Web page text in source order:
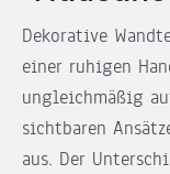
Dekorative
einer ruhigen
ungleichmäßig
sichtbaren
aus. Der